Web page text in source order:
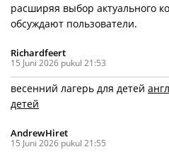
расширяя выбор актуального
обсуждают пользователи.
Richardfeert
15 Juni 2026 pukul 21:53
весенний лагерь для детей
детей
AndrewHiret
15 Juni 2026 pukul 21:55